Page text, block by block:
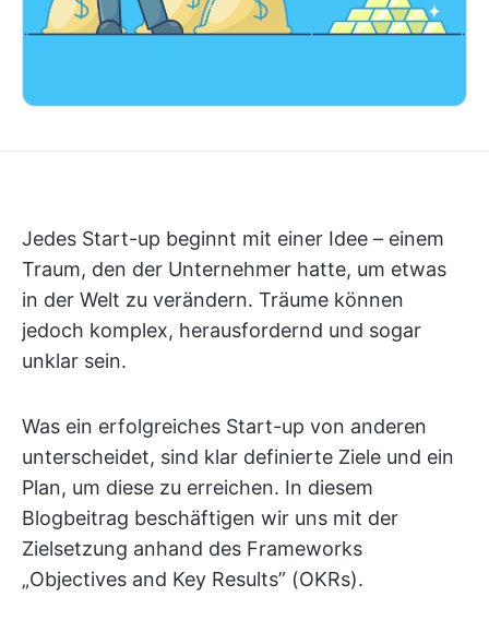
Jedes Start-up beginnt mit einer Idee – einem
Traum, den der Unternehmer hatte, um etwas
in der Welt zu verändern. Träume können
jedoch komplex, herausfordernd und sogar
unklar sein.
Was ein erfolgreiches Start-up von anderen
unterscheidet, sind klar definierte Ziele und ein
Plan, um diese zu erreichen. In diesem
Blogbeitrag beschäftigen wir uns mit der
Zielsetzung anhand des Frameworks
„Objectives and Key Results” (OKRs).